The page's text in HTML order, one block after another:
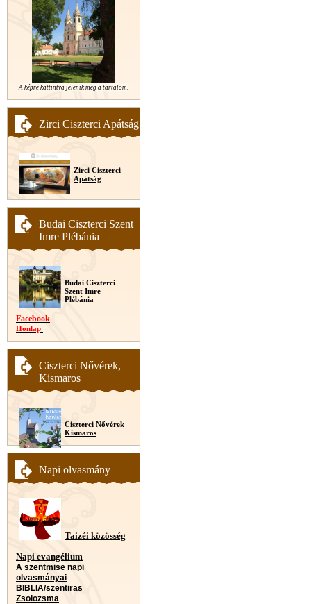
A képre kattintva jelenik meg a tartalom.
Zirci Ciszterci Apátság
Zirci Ciszterci
Apátság
Budai Ciszterci Szent
Imre Plébánia
Budai Ciszterci
Szent Imre
Plébánia
Facebook
Honlap
Ciszterci Nővérek,
Kismaros
Ciszterci Nővérek
Kismaros
Napi olvasmány
Taizéi közösség
Napi evangélium
A szentmise napi
olvasmányai
BIBLIA/szentiras
Zsolozsma